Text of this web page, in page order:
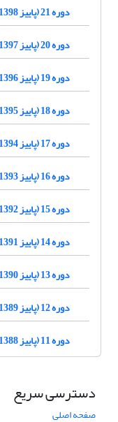
دوره 21 (پاییز 1398-1397)
دوره 20 (پاییز 1397-1396)
دوره 19 (پاییز 1396-1395)
دوره 18 (پاییز 1395-1394)
دوره 17 (پاییز 1394-1393)
دوره 16 (پاییز 1393-1392)
دوره 15 (پاییز 1392-1391)
دوره 14 (پاییز 1391-1390)
دوره 13 (پاییز 1390-1389)
دوره 12 (پاییز 1389-1388)
دوره 11 (پاییز 1388-1387)
دسترسی سریع
صفحه اصلی